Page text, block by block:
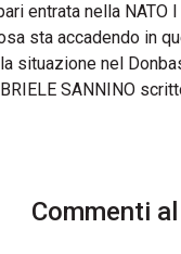
entrata nella
sta accadendo in
situazione nel
SANNINO
Commenti